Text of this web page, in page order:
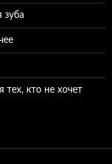
зуба
тех, кто не хочет